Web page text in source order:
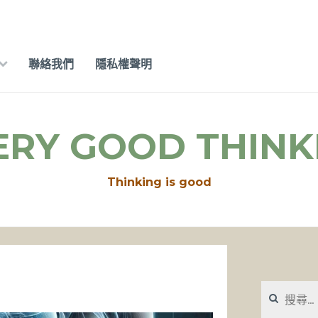
聯絡我們 隱私權聲明
GOOD
Thinking is good
尋